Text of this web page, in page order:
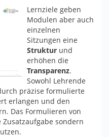
Lernziele geben
Modulen aber auch
einzelnen
Sitzungen eine
Struktur und
erhöhen die
Transparenz.
Sowohl Lehrende
präzise formulierte
erlangen und den
Das Formulieren von
sondern